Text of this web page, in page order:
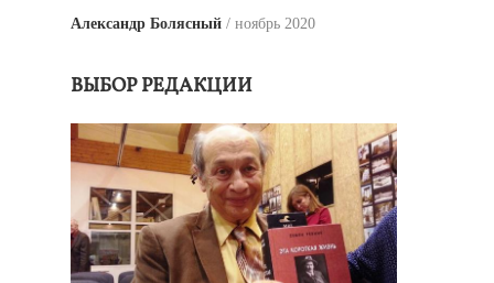
Александр Болясный ноябрь 2020
ВЫБОР РЕДАКЦИИ